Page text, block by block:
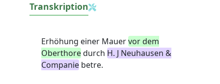
Transkription
Erhöhung einer Mauervor dem
Oberthoredurch H. J Neuhausen &
Companie betre.